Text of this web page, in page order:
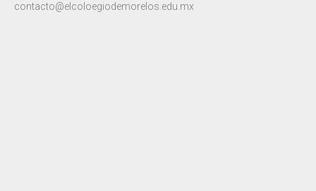
contacto@elcoloegiodemorelos.edu.mx